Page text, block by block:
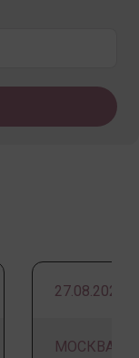
27.08.2026
МОСКВА